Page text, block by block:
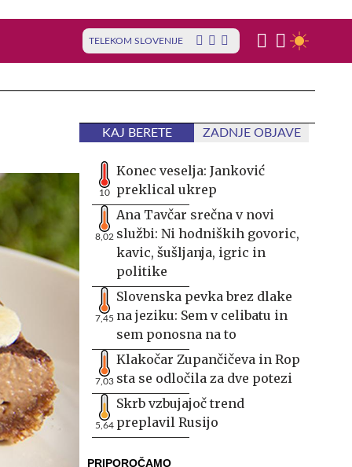
TELEKOM SLOVENIJE
KAJ BERETE ZADNJE OBJAVE
10
Konec veselja: Janković
preklical ukrep
8,02
Ana Tavčar srečna v novi
službi: Ni hodniških govoric,
kavic, šušljanja, igric in
politike
7,45
Slovenska pevka brez dlake
na jeziku: Sem v celibatu in
sem ponosna na to
7,03
Klakočar Zupančičeva in Rop
sta se odločila za dve potezi
5,64
Skrb vzbujajoč trend
preplavil Rusijo